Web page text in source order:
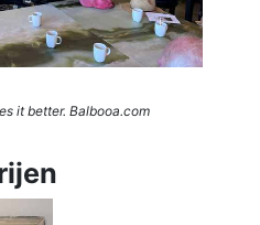
it better. Balbooa.com